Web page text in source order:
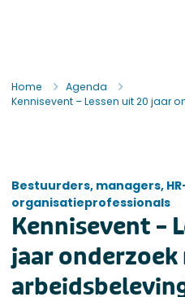
Home
Agenda
Kennisevent – Lessen uit 20 jaar
Bestuurders, managers,
organisatieprofessionals
Kennisevent –
jaar onderzoek